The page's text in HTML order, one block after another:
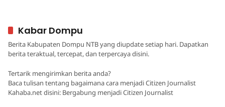
Kabar Dompu
Berita Kabupaten Dompu NTB yang diupdate setiap hari. Dapatkan
berita teraktual, tercepat, dan terpercaya disini.
Tertarik mengirimkan berita anda?
Baca tulisan tentang bagaimana cara menjadi Citizen Journalist
Kahaba.net disini: Bergabung menjadi Citizen Journalist